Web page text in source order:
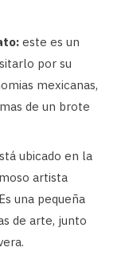
este es un
por su
mexicanas,
de un brote
ubicado en la
artista
una pequeña
de arte, junto